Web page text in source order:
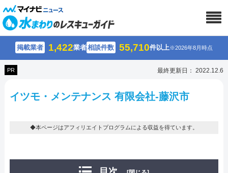
掲載業者 1,422業者相談件数 55,710件以上※2026年8月時点
PR 最終更新日： 2022.12.6
イツモ・メンテナンス 有限会社-藤沢市
◆本ページはアフィリエイトプログラムによる収益を得ています。